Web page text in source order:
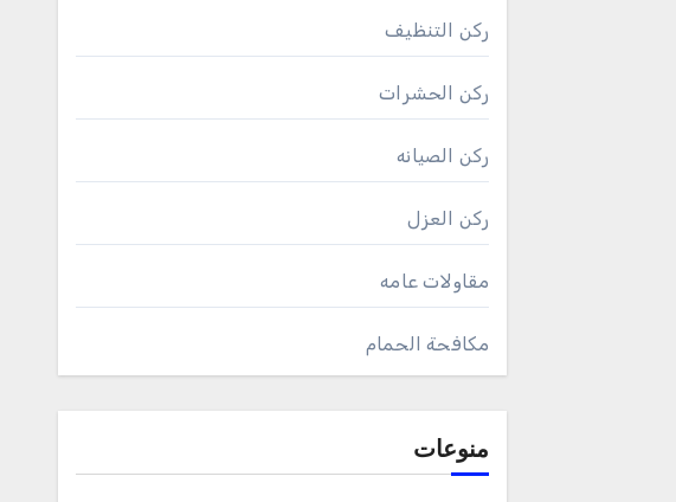
ركن التنظيف
ركن الحشرات
ركن الصيانه
ركن العزل
مقاولات عامه
مكافحة الحمام
منوعات